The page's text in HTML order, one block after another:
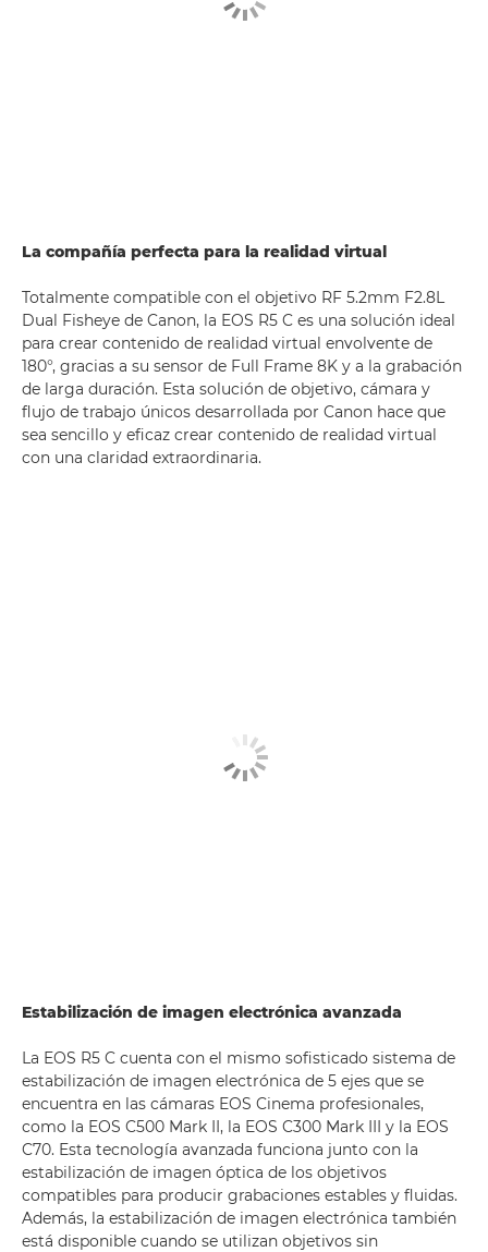
La compañía perfecta para la realidad virtual
Totalmente compatible con el objetivo RF 5.2mm F2.8L
Dual Fisheye de Canon, la EOS R5 C es una solución ideal
para crear contenido de realidad virtual envolvente de
180°, gracias a su sensor de Full Frame 8K y a la grabación
de larga duración. Esta solución de objetivo, cámara y
flujo de trabajo únicos desarrollada por Canon hace que
sea sencillo y eficaz crear contenido de realidad virtual
con una claridad extraordinaria.
Estabilización de imagen electrónica avanzada
La EOS R5 C cuenta con el mismo sofisticado sistema de
estabilización de imagen electrónica de 5 ejes que se
encuentra en las cámaras EOS Cinema profesionales,
como la EOS C500 Mark II, la EOS C300 Mark III y la EOS
C70. Esta tecnología avanzada funciona junto con la
estabilización de imagen óptica de los objetivos
compatibles para producir grabaciones estables y fluidas.
Además, la estabilización de imagen electrónica también
está disponible cuando se utilizan objetivos sin